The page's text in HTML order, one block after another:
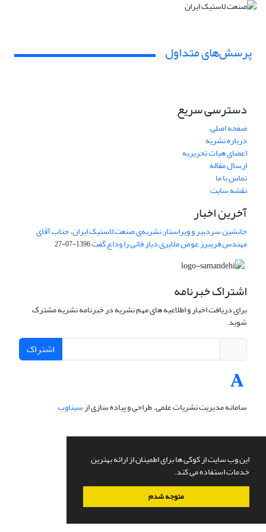
این وب سایت از کوکی ها برای اطمینان از ارائه بهترین
خدمات استفاده می کند.
متوجه شدم
پرسش‌های متداول
دسترسی سریع
صفحه اصلی
درباره نشریه
اعضای هیات تحریریه
ارسال مقاله
تماس با ما
نقشه سایت
آخرین اخبار
جانشین سردبیر و ویراستار نشریه‌ی صنعت لاستیک ایران، جناب آقای
مهندس فریبرز عوض ملایری دیار فانی را وداع گفت1396-07-27
اشتراک خبرنامه
برای دریافت اخبار و اطلاعیه های مهم نشریه در خبرنامه نشریه مشترک
شوید.
اشتراک
سامانه مدیریت نشریات علمی.طراحی و پیاده سازی ازسیناوب